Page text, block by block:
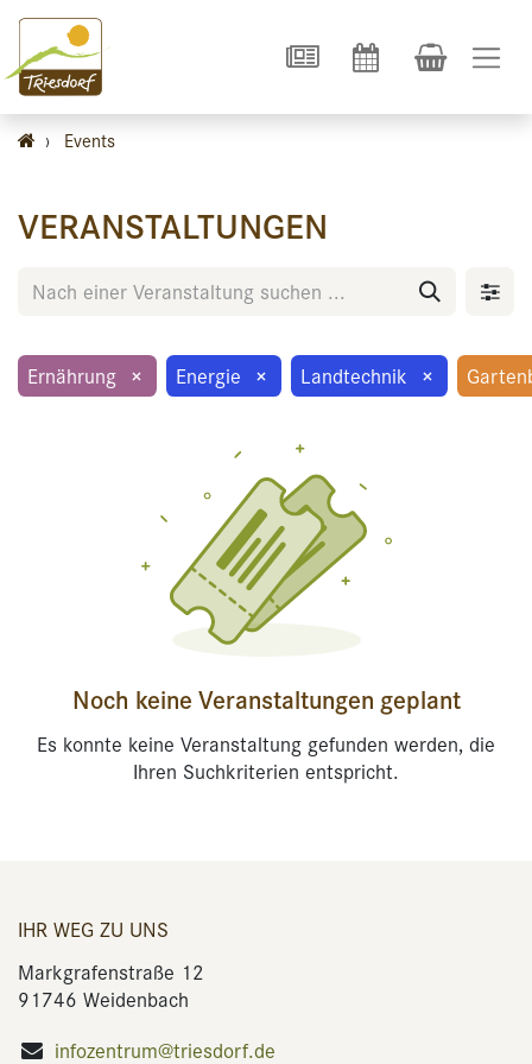
› Events
VERANSTALTUNGEN
Ernährung × Energie × Landtechnik ×
Noch keine Veranstaltungen geplant
Es konnte keine Veranstaltung gefunden werden, die
Ihren Suchkriterien entspricht.
IHR WEG ZU UNS
Markgrafenstraße 12
91746 Weidenbach
infozentrum@triesdorf.de